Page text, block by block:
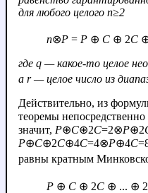
для любого целого n≥2
n⊗P = P ⊕ C ⊕ 2C
где q — какое-то целое
а r— целое число из
Действительно, из
теоремы непосредственно
значит, P⊕C⊕2C=2⊗P⊕2
P⊕C⊕2C⊕4C=4⊗P⊕4C
равны кратным
P ⊕ C ⊕ 2C ⊕ ... ⊕ 2